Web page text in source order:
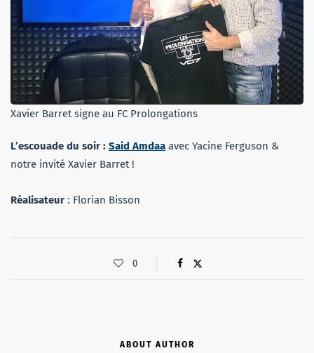
Xavier Barret signe au FC Prolongations
L’escouade du soir : Said Amdaa avec Yacine Ferguson &
notre invité Xavier Barret !
Réalisateur : Florian Bisson
0
ABOUT AUTHOR